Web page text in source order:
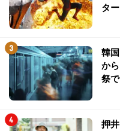
タ
韓
か
祭
押